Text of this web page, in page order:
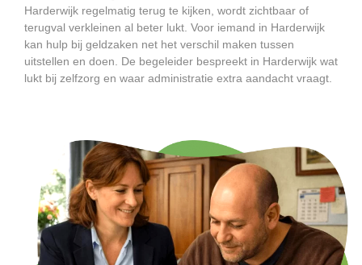
Harderwijk regelmatig terug te kijken, wordt zichtbaar of
terugval verkleinen al beter lukt. Voor iemand in Harderwijk
kan hulp bij geldzaken net het verschil maken tussen
uitstellen en doen. De begeleider bespreekt in Harderwijk wat
lukt bij zelfzorg en waar administratie extra aandacht vraagt.